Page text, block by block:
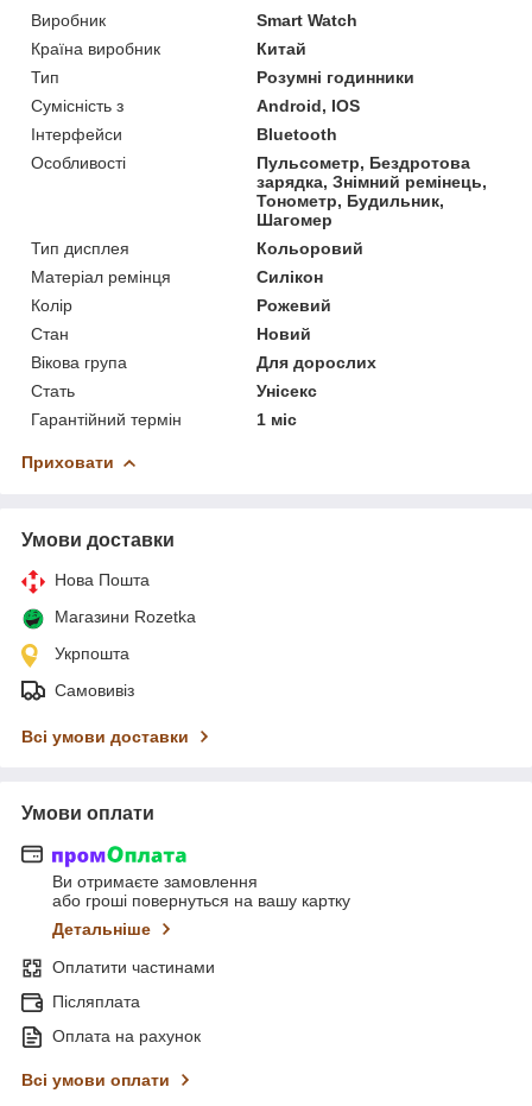
Виробник
Smart Watch
Країна виробник
Китай
Тип
Розумні годинники
Сумісність з
Android, IOS
Інтерфейси
Bluetooth
Особливості
Пульсометр, Бездротова
зарядка, Знімний ремінець,
Тонометр, Будильник,
Шагомер
Тип дисплея
Кольоровий
Матеріал ремінця
Силікон
Колір
Рожевий
Стан
Новий
Вікова група
Для дорослих
Стать
Унісекс
Гарантійний термін
1 міс
Приховати
Умови доставки
Нова Пошта
Магазини Rozetka
Укрпошта
Самовивіз
Всі умови доставки
Умови оплати
Ви отримаєте замовлення
або гроші повернуться на вашу картку
Детальніше
Оплатити частинами
Післяплата
Оплата на рахунок
Всі умови оплати